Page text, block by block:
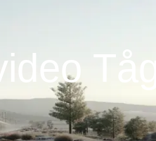
Tåg